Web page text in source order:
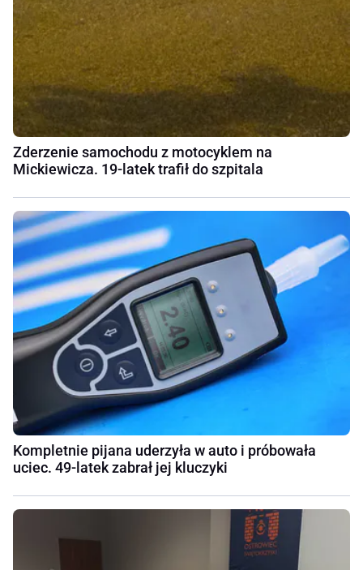
Zderzenie samochodu z motocyklem na
Mickiewicza. 19-latek trafił do szpitala
Kompletnie pijana uderzyła w auto i próbowała
uciec. 49-latek zabrał jej kluczyki